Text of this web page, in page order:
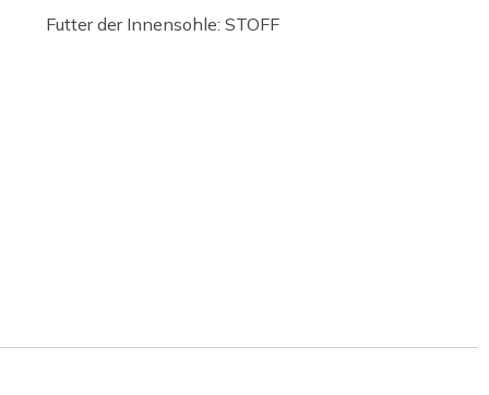
Futter der Innensohle: STOFF